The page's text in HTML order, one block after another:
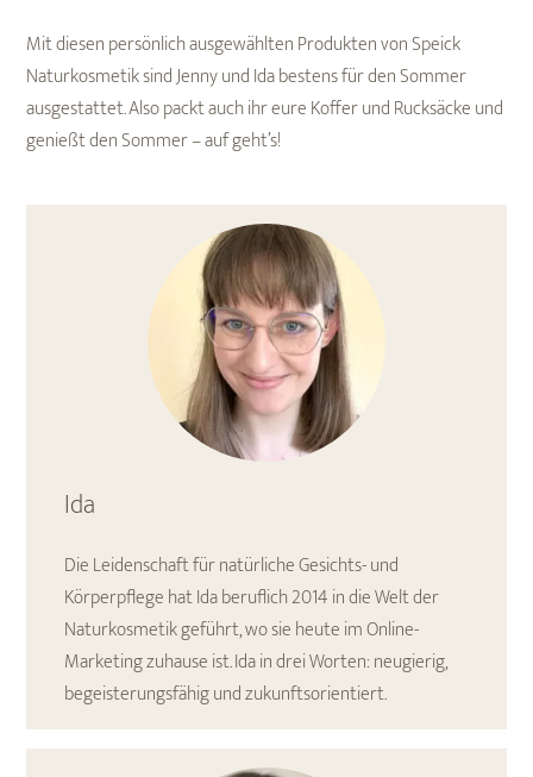
Mit diesen persönlich ausgewählten Produkten von Speick
Naturkosmetik sind Jenny und Ida bestens für den Sommer
ausgestattet. Also packt auch ihr eure Koffer und Rucksäcke und
genießt den Sommer – auf geht’s!
Ida
Die Leidenschaft für natürliche Gesichts- und
Körperpflege hat Ida beruflich 2014 in die Welt der
Naturkosmetik geführt, wo sie heute im Online-
Marketing zuhause ist. Ida in drei Worten: neugierig,
begeisterungsfähig und zukunftsorientiert.